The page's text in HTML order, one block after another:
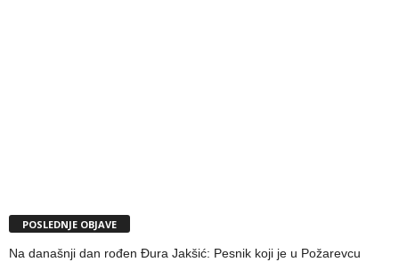
POSLEDNJE OBJAVE
Na današnji dan rođen Đura Jakšić: Pesnik koji je u Požarevcu